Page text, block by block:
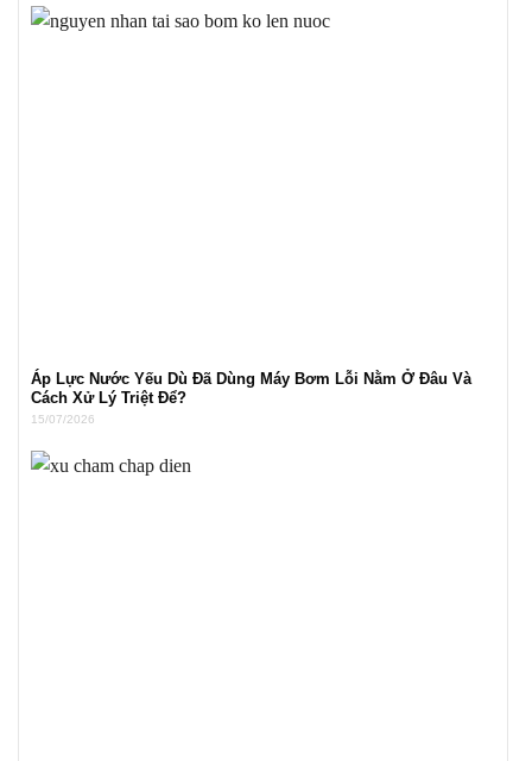
Áp Lực Nước Yếu Dù Đã Dùng Máy Bơm Lỗi Nằm Ở Đâu Và
Cách Xử Lý Triệt Để?
15/07/2026